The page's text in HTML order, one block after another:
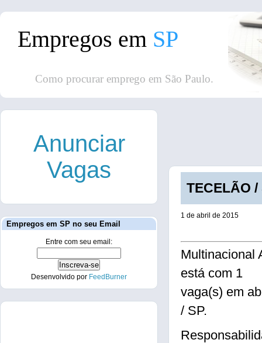
Empregos em SP
Como procurar emprego em São Paulo.
TECELÃO /
1 de abril de 2015
Multinacional
está com 1
vaga(s) em
/ SP.
Anunciar
Vagas
Empregos em SP no seu Email
Entre com seu email:
Desenvolvido por FeedBurner